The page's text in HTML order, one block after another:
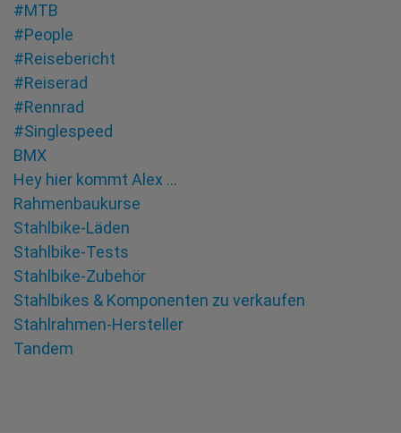
#MTB
#People
#Reisebericht
#Reiserad
#Rennrad
#Singlespeed
BMX
Hey hier kommt Alex …
Rahmenbaukurse
Stahlbike-Läden
Stahlbike-Tests
Stahlbike-Zubehör
Stahlbikes & Komponenten zu verkaufen
Stahlrahmen-Hersteller
Tandem